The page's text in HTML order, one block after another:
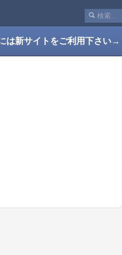
は新サイトをご利用下さい→